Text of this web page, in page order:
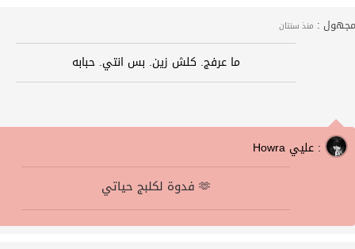
مجهول : منذ سنتان
ما عرفج. كلش زين. بس انتي. حبابه
Howra عليي :
فدوة لكلبج حياتي 🫶